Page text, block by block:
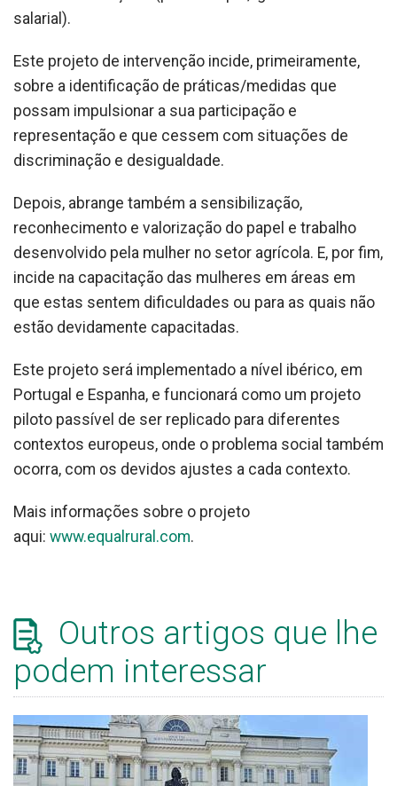
salarial).
Este projeto de intervenção incide, primeiramente,
sobre a identificação de práticas/medidas que
possam impulsionar a sua participação e
representação e que cessem com situações de
discriminação e desigualdade.
Depois, abrange também a sensibilização,
reconhecimento e valorização do papel e trabalho
desenvolvido pela mulher no setor agrícola. E, por fim,
incide na capacitação das mulheres em áreas em
que estas sentem dificuldades ou para as quais não
estão devidamente capacitadas.
Este projeto será implementado a nível ibérico, em
Portugal e Espanha, e funcionará como um projeto
piloto passível de ser replicado para diferentes
contextos europeus, onde o problema social também
ocorra, com os devidos ajustes a cada contexto.
Mais informações sobre o projeto
aqui: www.equalrural.com.
Outros artigos que lhe
podem interessar